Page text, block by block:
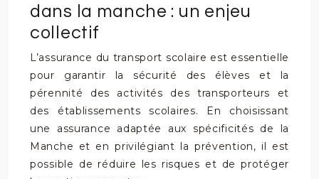
dans la manche : un enjeu
collectif
L’assurance du transport scolaire est essentielle
pour garantir la sécurité des élèves et la
pérennité des activités des transporteurs et
des établissements scolaires. En choisissant
une assurance adaptée aux spécificités de la
Manche et en privilégiant la prévention, il est
possible de réduire les risques et de protéger